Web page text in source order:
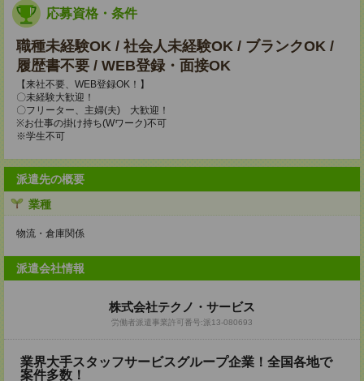
応募資格・条件
職種未経験OK / 社会人未経験OK / ブランクOK /
履歴書不要 / WEB登録・面接OK
【来社不要、WEB登録OK！】
〇未経験大歓迎！
〇フリーター、主婦(夫) 大歓迎！
※お仕事の掛け持ち(Wワーク)不可
※学生不可
派遣先の概要
業種
物流・倉庫関係
派遣会社情報
株式会社テクノ・サービス
労働者派遣事業許可番号:派13-080693
業界大手スタッフサービスグループ企業！全国各地で
案件多数！